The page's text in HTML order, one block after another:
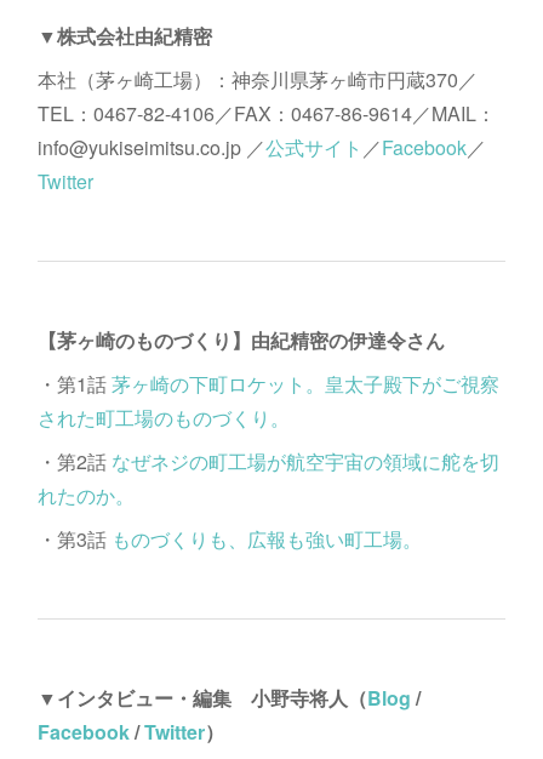
▼株式会社由紀精密
本社（茅ヶ崎工場）：神奈川県茅ヶ崎市円蔵370／
TEL：0467-82-4106／FAX：0467-86-9614／MAIL：
info@yukiseimitsu.co.jp ／公式サイト ／Facebook／
Twitter
【茅ヶ崎のものづくり】由紀精密の伊達令さん
・第1話茅ヶ崎の下町ロケット。皇太子殿下がご視察
された町工場のものづくり。
・第2話 なぜネジの町工場が航空宇宙の領域に舵を切
れたのか。
・第3話 ものづくりも、広報も強い町工場。
▼インタビュー・編集 小野寺将人（Blog /
Facebook/Twitter）